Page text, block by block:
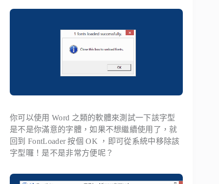
你可以使用 Word 之類的軟體來測試一下該字型
是不是你滿意的字體，如果不想繼續使用了，就
回到 FontLoader 按個 OK ，即可從系統中移除該
字型囉！是不是非常方便呢？